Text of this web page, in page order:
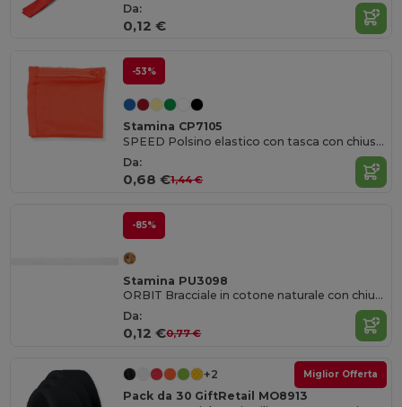
Da:
0,12 €
-53%
Stamina CP7105
SPEED Polsino elastico con tasca con chiusura a zip
Da:
0,68 €1,44 €
-85%
Stamina PU3098
ORBIT Bracciale in cotone naturale con chiusura di sicurezza
Da:
0,12 €0,77 €
Miglior Offerta
+2
Pack da 30 GiftRetail MO8913